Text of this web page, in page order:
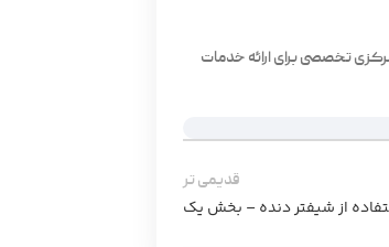
تخصصی برای ارائه خدمات
قدیمی تر
از شیفتر دنده – بخش یک